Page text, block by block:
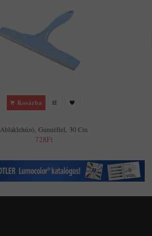
Kosárba
Ablaklehúzó, Gumiéllel, 30 Cm
728Ft